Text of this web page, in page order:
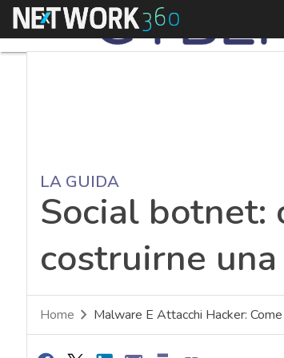
Menu
LA GUIDA
Social botnet:
costruirne
Home Malware E Attacchi Hacker: